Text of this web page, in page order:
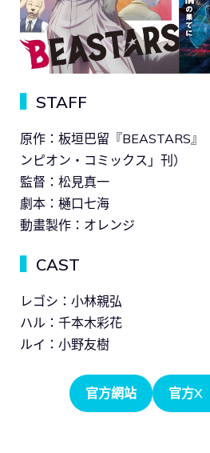
STAFF
原作：板垣巴留『BEASTARS』
ンピオン・コミックス」刊）
監督：松見真一
劇本：樋口七海
動畫製作：オレンジ
CAST
レゴシ：小林親弘
ハル：千本木彩花
ルイ：小野友樹
官方網站 官方X